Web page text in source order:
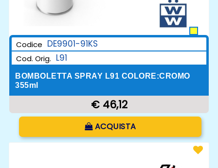
Codice DE9901-91KS
Cod. Orig. L91
BOMBOLETTA SPRAY L91 COLORE:CROMO
355ml
€ 46,12
Quantità
ACQUISTA